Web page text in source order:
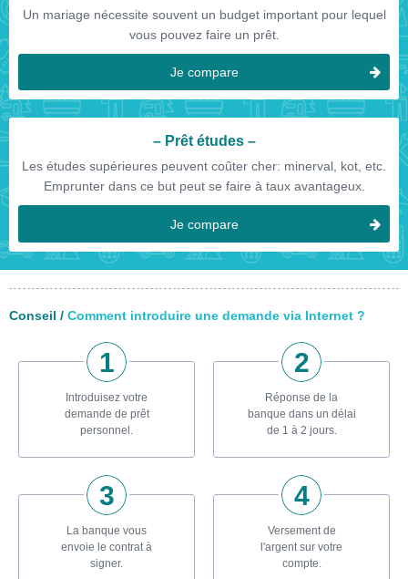
Un mariage nécessite souvent un budget important pour lequel
vous pouvez faire un prêt.
Je compare
Prêt études
Les études supérieures peuvent coûter cher: minerval, kot, etc.
Emprunter dans ce but peut se faire à taux avantageux.
Je compare
Conseil / Comment introduire une demande via Internet ?
Introduisez votre
demande de prêt
personnel.
Réponse de la
banque dans un délai
de 1 à 2 jours.
La banque vous
envoie le contrat à
signer.
Versement de
l'argent sur votre
compte.